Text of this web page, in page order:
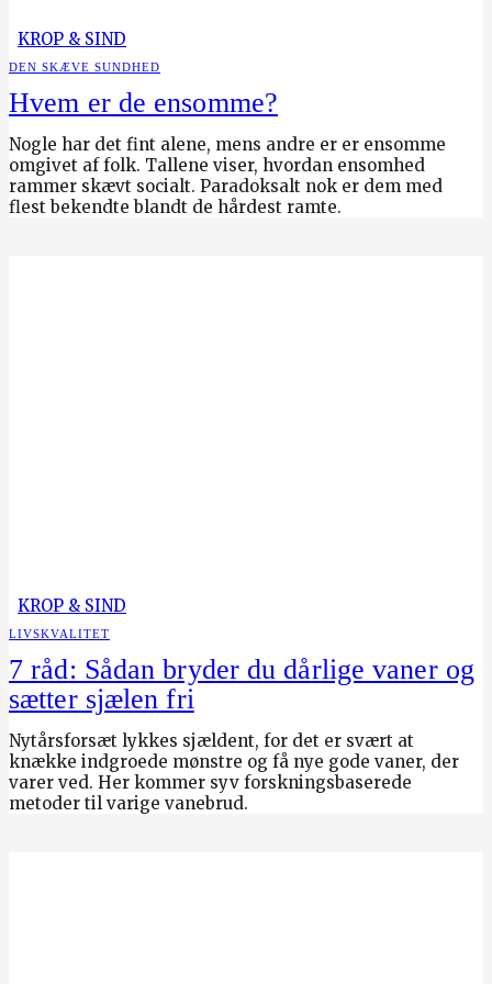
KROP & SIND
DEN SKÆVE SUNDHED
Hvem er de ensomme?
Nogle har det fint alene, mens andre er er ensomme
omgivet af folk. Tallene viser, hvordan ensomhed
rammer skævt socialt. Paradoksalt nok er dem med
flest bekendte blandt de hårdest ramte.
KROP & SIND
LIVSKVALITET
7 råd: Sådan bryder du dårlige vaner og
sætter sjælen fri
Nytårsforsæt lykkes sjældent, for det er svært at
knække indgroede mønstre og få nye gode vaner, der
varer ved. Her kommer syv forskningsbaserede
metoder til varige vanebrud.